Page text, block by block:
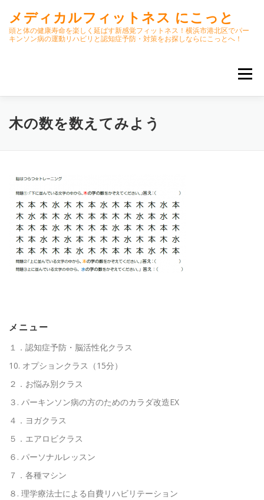
ッ
メディカルフィットネス にこっと
頭と体の健康寿命を楽しく延ばす新感覚フィットネス！横浜市港北区でパー
キンソン病の運動リハビリと認知症予防・対策をお探しならにこっとへ！
メニュー
ホーム ごあいさつ 今月のスケジュール
オンラインクラス(GOOGLE MEET)
パーキンソン体操リハビリ動画DVD
よくある質問(FAQ)
パーキンソン病関連記事
木の数を数えてみよう
メニュー
１．認知症予防・脳活性化クラス
10. オプションクラス（15分）
２．お悩み別クラス
３. パーキンソン病の方のためのカラダ改造EX
４．ヨガクラス
５．エアロビクラス
６. パーソナルレッスン
７．各種マシン
８. 理学療法士による自費リハビリテーション